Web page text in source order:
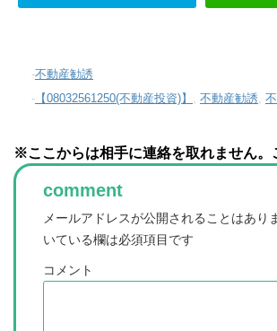
-不動産勧誘
- 【08032561250(不動産投資)】 不動産勧誘
※ここからは相手に連絡を取れません。
comment
メールアドレスが公開されることはあり
いている欄は必須項目です
コメント